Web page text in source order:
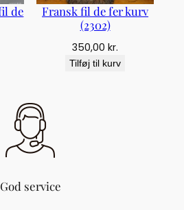
de
Fransk fil de fer kurv
(2302)
350,00kr.
Tilføj til kurv
God service